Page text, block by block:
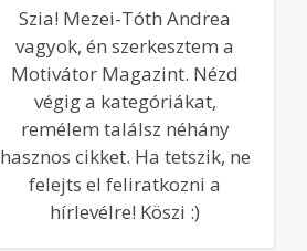
Szia! Mezei-Tóth Andrea
vagyok, én szerkesztem a
Motivátor Magazint. Nézd
végig a kategóriákat,
remélem találsz néhány
hasznos cikket. Ha tetszik, ne
felejts el feliratkozni a
hírlevélre! Köszi :)